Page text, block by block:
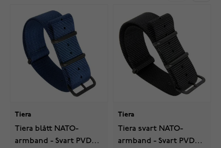
Tiera
Tiera blått NATO-
armband - Svart PVD
Tiera
Tiera svart NATO-
armband - Svart PVD